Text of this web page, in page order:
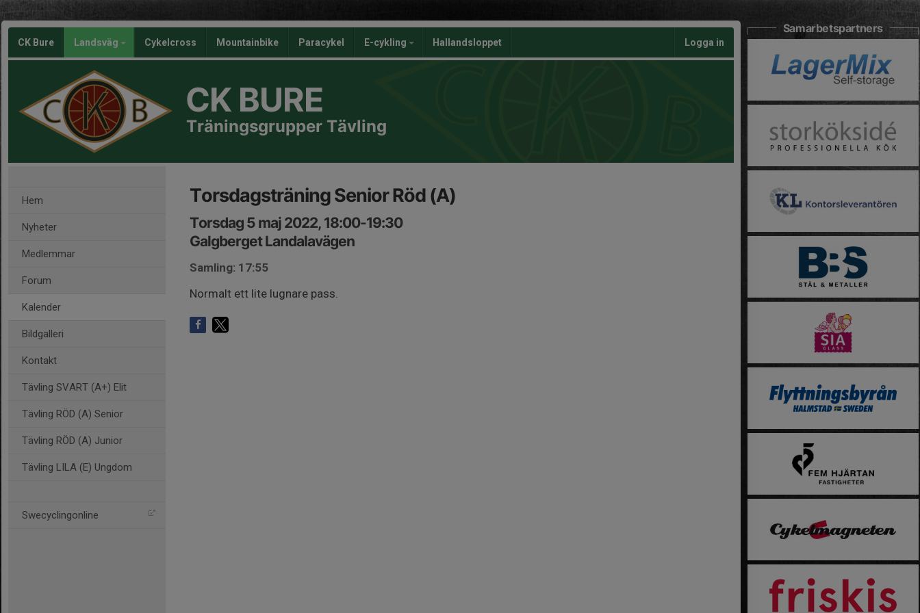
CK Bure Landsväg Cykelcross Mountainbike Paracykel E-cykling Hallandsloppet Logga in
CK BURE
Träningsgrupper Tävling
Hem
Nyheter
Medlemmar
Forum
Kalender
Bildgalleri
Kontakt
Tävling SVART (A+) Elit
Tävling RÖD (A) Senior
Tävling RÖD (A) Junior
Tävling LILA (E) Ungdom
Swecyclingonline
Torsdagsträning Senior Röd (A)
Torsdag 5 maj 2022, 18:00-19:30
Galgberget Landalavägen
Samling: 17:55
Normalt ett lite lugnare pass.
Samarbetspartners